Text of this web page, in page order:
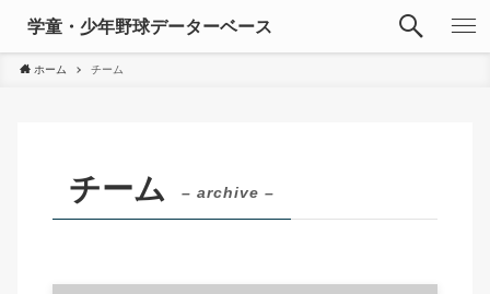
学童・少年野球データーベース
ホーム チーム
チーム – archive –